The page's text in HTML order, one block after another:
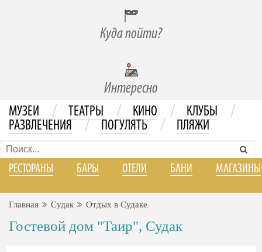
Куда пойти?
Интересно
МУЗЕИ / ТЕАТРЫ / КИНО / КЛУБЫ /
РАЗВЛЕЧЕНИЯ / ПОГУЛЯТЬ / ПЛЯЖИ
РЕСТОРАНЫ БАРЫ ОТЕЛИ БАНИ МАГАЗИНЫ
Главная Судак Отдых в Судаке
Гостевой дом "Таир", Судак